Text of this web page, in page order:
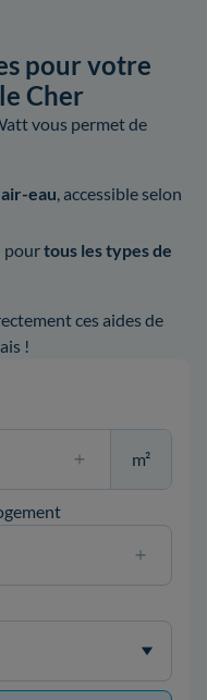
pour votre
Cher
vous permet de
eau, accessible selon
pourtous les types de
ces aides de
!
m²